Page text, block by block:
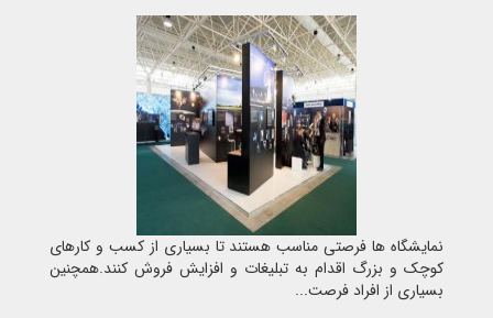
نمایشگاه ها فرصتی مناسب هستند تا بسیاری از کسب و کارهای
کوچک و بزرگ اقدام به تبلیغات و افزایش فروش کنند.همچنین
بسیاری از افراد فرصت...